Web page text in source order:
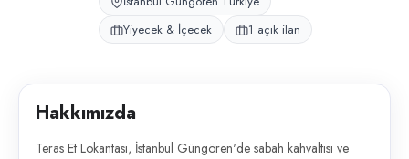
Yiyecek & İçecek
1 açık ilan
Hakkımızda
Teras Et Lokantası, İstanbul Güngören'de sabah kahvaltısı ve